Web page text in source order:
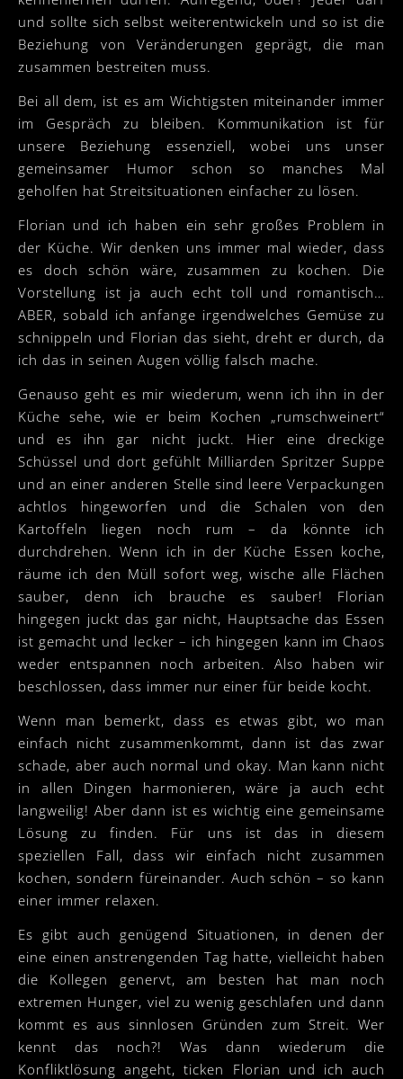
und sollte sich selbst weiterentwickeln und so ist die
Beziehung von Veränderungen geprägt, die man
zusammen bestreiten muss.
Bei all dem, ist es am Wichtigsten miteinander immer
im Gespräch zu bleiben. Kommunikation ist für
unsere Beziehung essenziell, wobei uns unser
gemeinsamer Humor schon so manches Mal
geholfen hat Streitsituationen einfacher zu lösen.
Florian und ich haben ein sehr großes Problem in
der Küche. Wir denken uns immer mal wieder, dass
es doch schön wäre, zusammen zu kochen. Die
Vorstellung ist ja auch echt toll und romantisch…
ABER, sobald ich anfange irgendwelches Gemüse zu
schnippeln und Florian das sieht, dreht er durch, da
ich das in seinen Augen völlig falsch mache.
Genauso geht es mir wiederum, wenn ich ihn in der
Küche sehe, wie er beim Kochen „rumschweinert“
und es ihn gar nicht juckt. Hier eine dreckige
Schüssel und dort gefühlt Milliarden Spritzer Suppe
und an einer anderen Stelle sind leere Verpackungen
achtlos hingeworfen und die Schalen von den
Kartoffeln liegen noch rum – da könnte ich
durchdrehen. Wenn ich in der Küche Essen koche,
räume ich den Müll sofort weg, wische alle Flächen
sauber, denn ich brauche es sauber! Florian
hingegen juckt das gar nicht, Hauptsache das Essen
ist gemacht und lecker – ich hingegen kann im Chaos
weder entspannen noch arbeiten. Also haben wir
beschlossen, dass immer nur einer für beide kocht.
Wenn man bemerkt, dass es etwas gibt, wo man
einfach nicht zusammenkommt, dann ist das zwar
schade, aber auch normal und okay. Man kann nicht
in allen Dingen harmonieren, wäre ja auch echt
langweilig! Aber dann ist es wichtig eine gemeinsame
Lösung zu finden. Für uns ist das in diesem
speziellen Fall, dass wir einfach nicht zusammen
kochen, sondern füreinander. Auch schön – so kann
einer immer relaxen.
Es gibt auch genügend Situationen, in denen der
eine einen anstrengenden Tag hatte, vielleicht haben
die Kollegen genervt, am besten hat man noch
extremen Hunger, viel zu wenig geschlafen und dann
kommt es aus sinnlosen Gründen zum Streit. Wer
kennt das noch?! Was dann wiederum die
Konfliktlösung angeht, ticken Florian und ich auch